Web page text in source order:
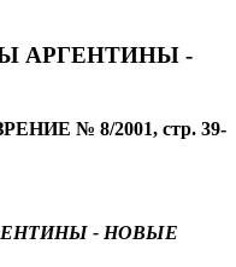
АРГЕНТИНЫ -
№ 8/2001, стр. 39-
- НОВЫЕ